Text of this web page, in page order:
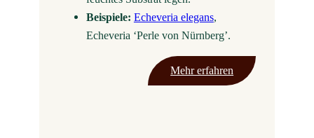
Beispiele: Echeveria elegans,
Echeveria ‘Perle von Nürnberg’.
Mehr erfahren